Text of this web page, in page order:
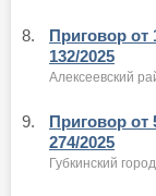
8.
Приговор от
132/2025
Алексеевский
9.
Приговор от
274/2025
Губкинский